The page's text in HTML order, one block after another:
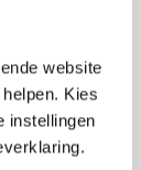
website
Kies
instellingen
Zeiten)
Website
über das